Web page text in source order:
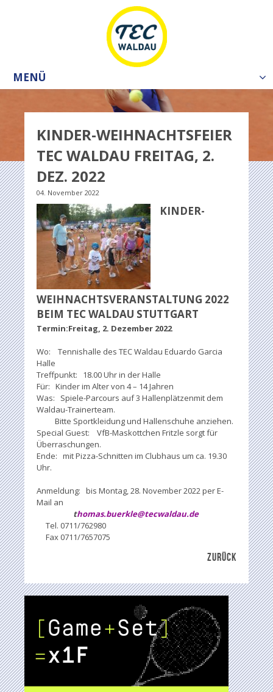
MENÜ
KINDER-WEIHNACHTSFEIER
TEC WALDAU FREITAG, 2.
DEZ. 2022
04. November 2022
KINDER-
WEIHNACHTSVERANSTALTUNG 2022
BEIM TEC WALDAU STUTTGART
Termin:Freitag, 2. Dezember 2022
Wo: Tennishalle des TEC Waldau Eduardo Garcia
Halle
Treffpunkt: 18.00 Uhr in der Halle
Für: Kinder im Alter von 4 – 14 Jahren
Was: Spiele-Parcours auf 3 Hallenplätzenmit dem
Waldau-Trainerteam.
Bitte Sportkleidung und Hallenschuhe anziehen.
Special Guest: VfB-Maskottchen Fritzle sorgt für
Überraschungen.
Ende: mit Pizza-Schnitten im Clubhaus um ca. 19.30
Uhr.
Anmeldung: bis Montag, 28. November 2022 per E-
Mail an
thomas.buerkle@tecwaldau.de
Tel. 0711/762980
Fax 0711/7657075
ZURÜCK